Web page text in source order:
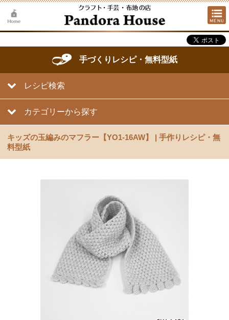
手づくりレシピ・無料型紙
レシピ検索
カテゴリーから探す
キッズの玉編みのマフラー【YO1-16AW】 | 手作りレシピ・無
料型紙